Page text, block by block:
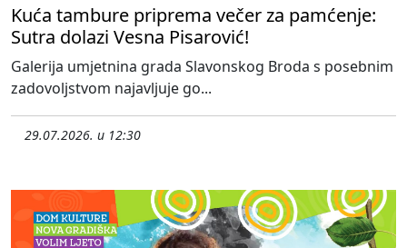
Kuća tambure priprema večer za pamćenje:
Sutra dolazi Vesna Pisarović!
Galerija umjetnina grada Slavonskog Broda s posebnim
zadovoljstvom najavljuje go...
29.07.2026. u 12:30